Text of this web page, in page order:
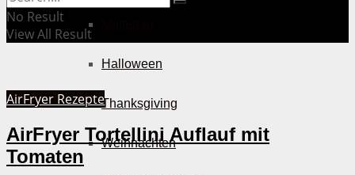
Halloween
Thanksgiving
Weihnachten
No Result
View All Result
AirFryer Rezepte
AirFryer Tortellini Auflauf mit
Tomaten